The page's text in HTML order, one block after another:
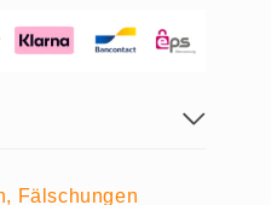
Fälschungen